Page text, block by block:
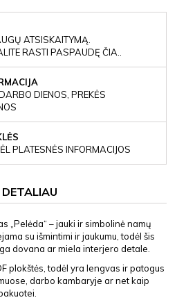
ATSISKAITYMĄ.
RASTI PASPAUDĘ ČIA..
DIENOS, PREKĖS
PLATESNĖS INFORMACIJOS
DETALIAU
„Pelėda“ – jauki ir simbolinė namų
su išmintimi ir jaukumu, todėl šis
dovana ar miela interjero detale.
plokštės, todėl yra lengvas ir patogus
darbo kambaryje ar net kaip